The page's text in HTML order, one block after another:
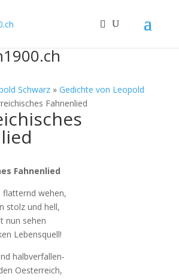
Schwarz» Gedichte von Leopold
Fahnenlied
Fahnenlied
flatternd wehen,
stolz und hell,
nun sehen
Lebensquell!
halbverfallen-
Oesterreich,